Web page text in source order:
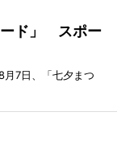
ード」 スポー
7日、「七夕まつ